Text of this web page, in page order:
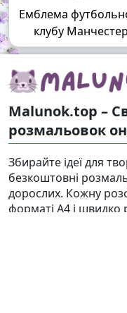
Емблема
клубу Манчестер
Malunok.top –
розмальовок
Збирайте ідеї для
безкоштовні
дорослих. Кожну
форматі А4 і швидко